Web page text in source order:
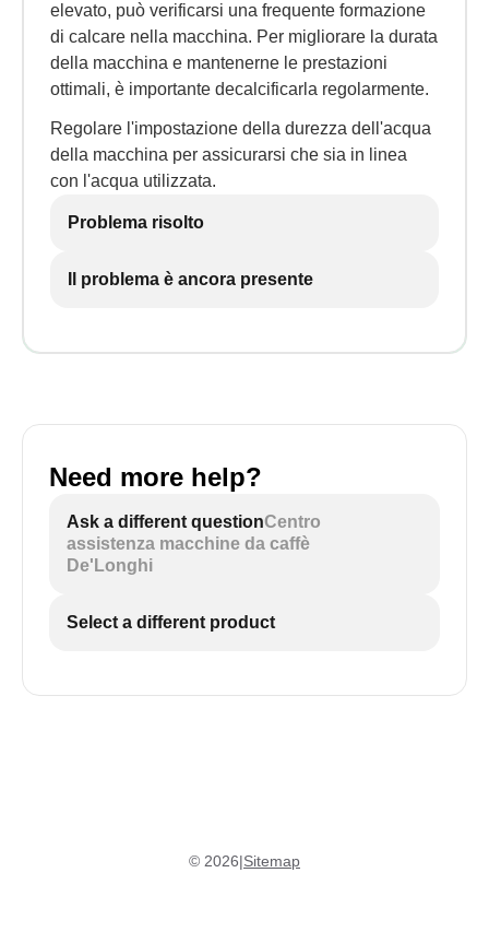
elevato, può verificarsi una frequente formazione
di calcare nella macchina. Per migliorare la durata
della macchina e mantenerne le prestazioni
ottimali, è importante decalcificarla regolarmente.
Regolare l'impostazione della durezza dell'acqua
della macchina per assicurarsi che sia in linea
con l'acqua utilizzata.
Problema risolto
Il problema è ancora presente
Need more help?
Ask a different questionCentro
assistenza macchine da caffè
De'Longhi
Select a different product
© 2026|Sitemap